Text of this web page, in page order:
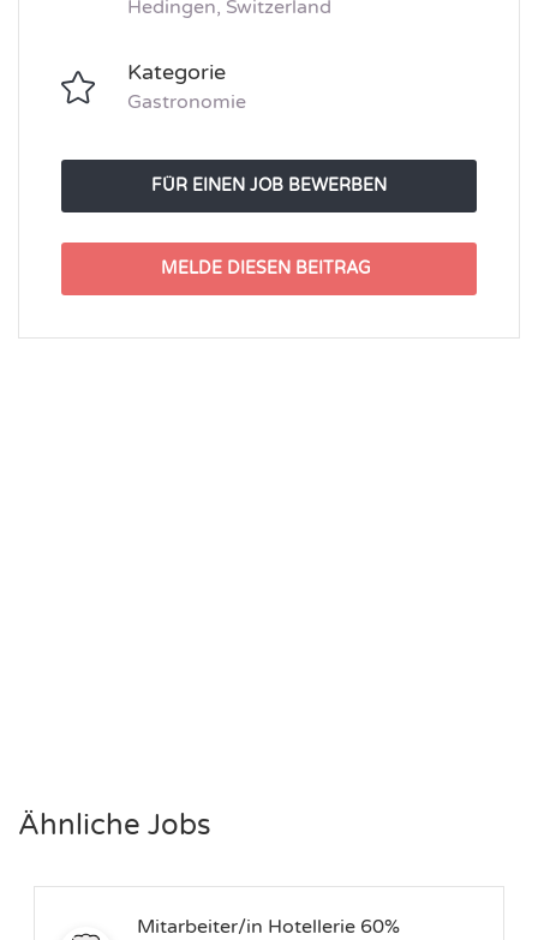
Hedingen, Switzerland
Kategorie
Gastronomie
FÜR EINEN JOB BEWERBEN
MELDE DIESEN BEITRAG
Ähnliche Jobs
Mitarbeiter/in Hotellerie 60%